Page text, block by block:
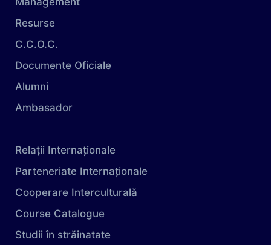
Resurse
C.C.O.C.
Documente Oficiale
Alumni
Ambasador
Relații Internaționale
Parteneriate Internaționale
Cooperare Interculturală
Course Catalogue
Studii în străinatate